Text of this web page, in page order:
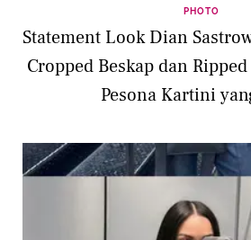
PHOTO
Statement Look Dian
Cropped Beskap dan
Pesona Kartini